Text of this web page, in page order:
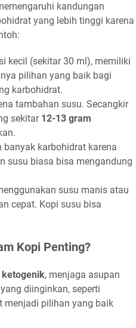
kandungan
yang lebih tinggi karena
kecil (sekitar 30 ml), memiliki
pilihan yang baik bagi
karbohidrat.
tambahan susu. Secangkir
sekitar 12-13 gram
karbohidrat karena
susu biasa bisa mengandung
susu manis atau
cepat. Kopi susu bisa
Kopi Penting?
, menjaga asupan
diinginkan, seperti
menjadi pilihan yang baik